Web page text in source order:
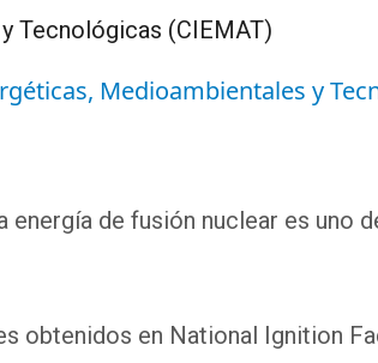
Tecnológicas (CIEMAT)
Medioambientales y
de fusión nuclear es uno
obtenidos en National Ignition